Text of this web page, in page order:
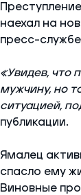
наехал на
пресс-
«Увидев, что
мужчину, но
ситуацией,
публикации.
Ямалец
спасло ему
Виновные